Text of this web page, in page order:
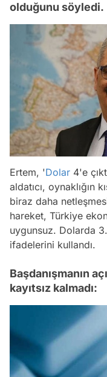
olduğunu söyledi.
Ertem, 'Dolar 4'e
aldatıcı, oynaklığın
biraz daha
hareket, Türkiye
uygunsuz. Dolarda
ifadelerini kullandı.
Başdanışmanın
kayıtsız kalmadı: